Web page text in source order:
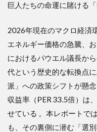
2.2
的視
点：
ク分
散と
概念
の形
3
巨人たちの命運に賭ける
2026年現在のマクロ経済
エネルギー価格の急騰、
におけるパウエル議長か
代という歴史的な転換点
派」への政策シフトが懸
収益率（PER 33.5倍）は
せている 。本レポートで
も、その裏側に潜む「選